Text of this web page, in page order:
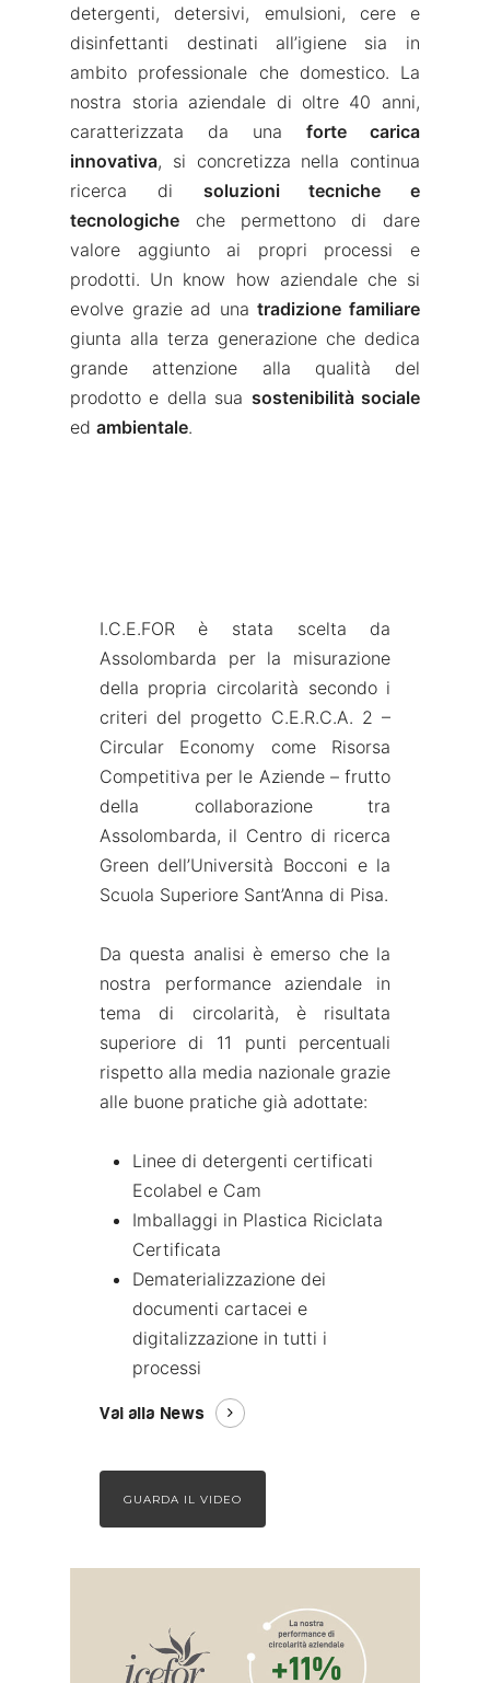
detergenti, detersivi, emulsioni, cere e
disinfettanti destinati all’igiene sia in
ambito professionale che domestico. La
nostra storia aziendale di oltre 40 anni,
caratterizzata da una forte carica
innovativa, si concretizza nella continua
ricerca di soluzioni tecniche e
tecnologiche che permettono di dare
valore aggiunto ai propri processi e
prodotti. Un know how aziendale che si
evolve grazie ad unatradizione familiare
giunta alla terza generazione che dedica
grande attenzione alla qualità del
prodotto e della sua sostenibilità sociale
edambientale.
I.C.E.FOR è stata scelta da
Assolombarda per la misurazione
della propria circolarità secondo i
criteri del progetto C.E.R.C.A. 2 –
Circular Economy come Risorsa
Competitiva per le Aziende – frutto
della collaborazione tra
Assolombarda, il Centro di ricerca
Green dell’Università Bocconi e la
Scuola Superiore Sant’Anna di Pisa.
Da questa analisi è emerso che la
nostra performance aziendale in
tema di circolarità, è risultata
superiore di 11 punti percentuali
rispetto alla media nazionale grazie
alle buone pratiche già adottate:
Linee di detergenti certificati
Ecolabel e Cam
Imballaggi in Plastica Riciclata
Certificata
Dematerializzazione dei
documenti cartacei e
digitalizzazione in tutti i
processi
Vai alla News
GUARDA IL VIDEO